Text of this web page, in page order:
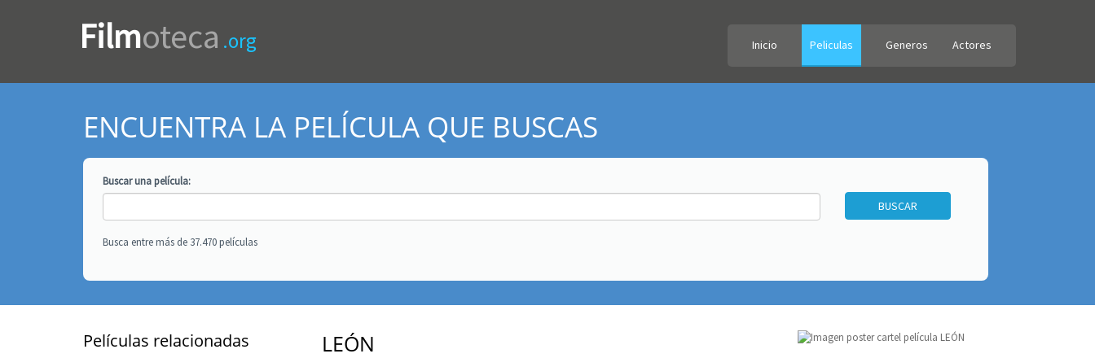
Filmoteca .org Inicio Peliculas Generos Actores
ENCUENTRA LA PELÍCULA QUE BUSCAS
Buscar unapelícula:
Busca entre más de 37.470 películas
Películas relacionadas LEÓN